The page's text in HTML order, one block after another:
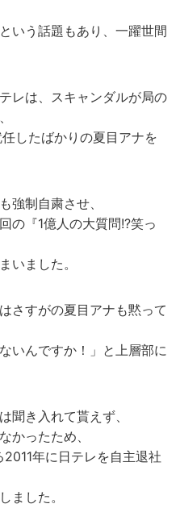
いう話題もあり、一躍世間
レは、スキャンダルが局の
したばかりの夏目アナを
強制自粛させ、
の『1億人の大質問!?笑っ
いました。
さすがの夏目アナも黙って
いんですか！」と上層部に
聞き入れて貰えず、
かったため、
年に日テレを自主退社
ました。